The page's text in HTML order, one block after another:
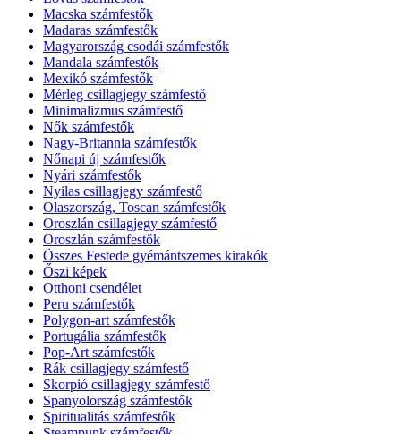
Macska számfestők
Madaras számfestők
Magyarország csodái számfestők
Mandala számfestők
Mexikó számfestők
Mérleg csillagjegy számfestő
Minimalizmus számfestő
Nők számfestők
Nagy-Britannia számfestők
Nőnapi új számfestők
Nyári számfestők
Nyilas csillagjegy számfestő
Olaszország, Toscan számfestők
Oroszlán csillagjegy számfestő
Oroszlán számfestők
Összes Festede gyémántszemes kirakók
Őszi képek
Otthoni csendélet
Peru számfestők
Polygon-art számfestők
Portugália számfestők
Pop-Art számfestők
Rák csillagjegy számfestő
Skorpió csillagjegy számfestő
Spanyolország számfestők
Spiritualitás számfestők